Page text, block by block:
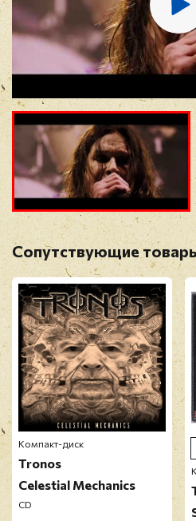
Отзыв*
Оставить
Перед публикацией
Сопутствующие
Компакт-диск
Tronos
Celestial Mechanics
CD